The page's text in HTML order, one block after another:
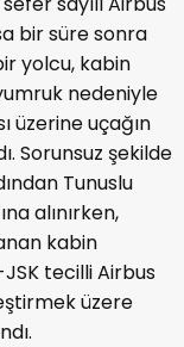
bir süre sonra
yolcu, kabin
nedeniyle
üzerine uçağın
Sorunsuz şekilde
Tunuslu
alınırken,
kabin
tecilli Airbus
üzere